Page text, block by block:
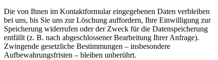
Die von Ihnen im Kontaktformular eingegebenen Daten verbleiben
bei uns, bis Sie uns zur Löschung auffordern, Ihre Einwilligung zur
Speicherung widerrufen oder der Zweck für die Datenspeicherung
entfällt (z. B. nach abgeschlossener Bearbeitung Ihrer Anfrage).
Zwingende gesetzliche Bestimmungen – insbesondere
Aufbewahrungsfristen – bleiben unberührt.